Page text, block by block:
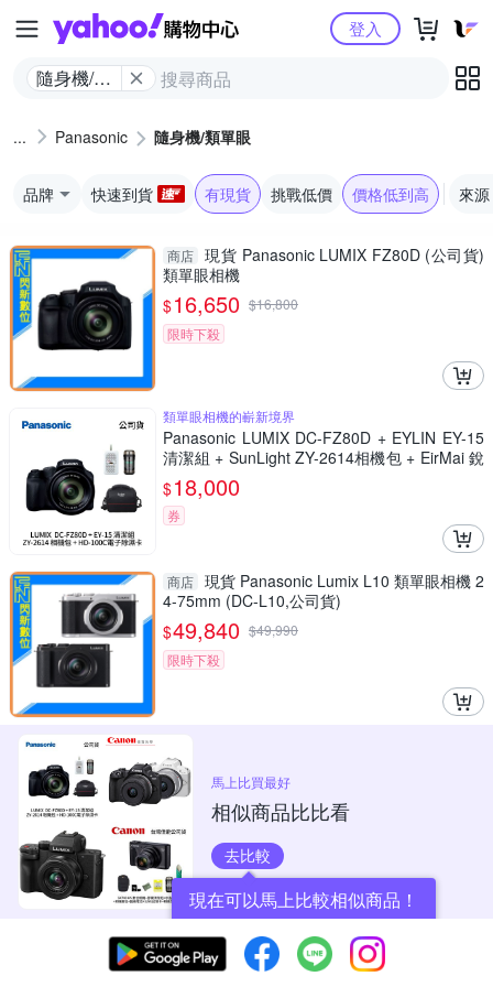
Yahoo購物中心
隨身機/類
登入
Panasonic 隨身機/類單眼
品牌 快速到貨 有現貨 挑戰低價 價格低到高 來源
商店 現貨 Panasonic LUMIX FZ80D (公司貨)
類單眼相機
$16,650 $16,800
限時下殺
類單眼相機的嶄新境界
Panasonic LUMIX DC-FZ80D + EYLIN EY-15
清潔組 + SunLight ZY-2614相機包 + EirMai 銳
瑪 HD-100C電子除濕卡 FZ80D (公司貨)
$18,000
券
商店 現貨 Panasonic Lumix L10 類單眼相機 2
4-75mm (DC-L10,公司貨)
$49,840 $49,990
限時下殺
馬上比買最好
相似商品比比看
去比較
現在可以馬上比較相似商品！